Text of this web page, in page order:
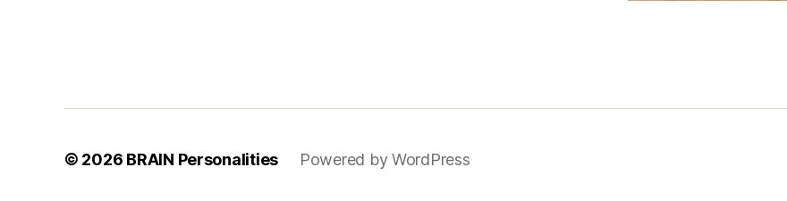
© 2026 BRAIN Personalities Powered by WordPress